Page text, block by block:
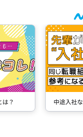
？ 中途入社